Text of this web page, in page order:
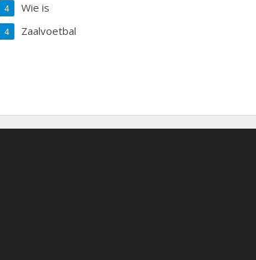
Wie is
4
Zaalvoetbal
4